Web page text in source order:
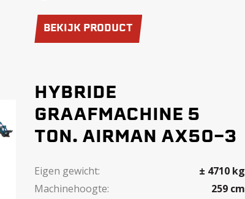
BEKIJK PRODUCT
HYBRIDE
GRAAFMACHINE 5
TON. AIRMAN AX50-3
Eigen gewicht:
± 4710 kg
Machinehoogte:
259 cm